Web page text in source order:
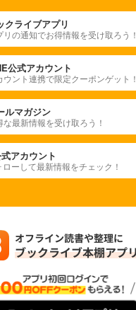
クライブアプリ
リの通知でお得情報を受け取ろう！
公式アカウント
ウント連携で限定クーポンゲット！
ルマガジン
な最新情報を受け取ろう！
アカウント
ローして最新情報をチェック！